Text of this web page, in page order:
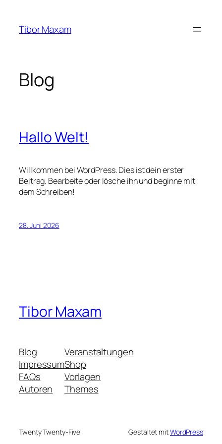
springen
Tibor Maxam
Blog
Hallo Welt!
Willkommen bei WordPress. Dies ist dein erster
Beitrag. Bearbeite oder lösche ihn und beginne mit
dem Schreiben!
28. Juni 2026
Tibor Maxam
Blog
Impressum
FAQs
Autoren
Veranstaltungen
Shop
Vorlagen
Themes
Twenty Twenty-Five Gestaltet mitWordPress